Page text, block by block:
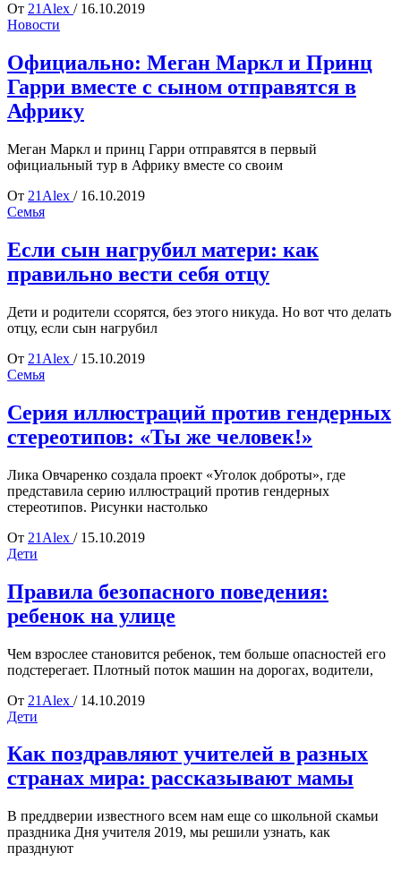
От 21Alex / 16.10.2019
Новости
Официально: Меган Маркл и Принц
Гарри вместе c сыном отправятся в
Африку
Меган Маркл и принц Гарри отправятся в первый
официальный тур в Африку вместе со своим
От 21Alex / 16.10.2019
Семья
Если сын нагрубил матери: как
правильно вести себя отцу
Дети и родители ссорятся, без этого никуда. Но вот что делать
отцу, если сын нагрубил
От 21Alex / 15.10.2019
Семья
Cерия иллюстраций против гендерных
стереотипов: «Ты же человек!»
Лика Овчаренко создала проект «Уголок доброты», где
представила серию иллюстраций против гендерных
стереотипов. Рисунки настолько
От 21Alex / 15.10.2019
Дети
Правила безопасного поведения:
ребенок на улице
Чем взрослее становится ребенок, тем больше опасностей его
подстерегает. Плотный поток машин на дорогах, водители,
От 21Alex / 14.10.2019
Дети
Как поздравляют учителей в разных
странах мира: рассказывают мамы
В преддверии известного всем нам еще со школьной скамьи
праздника Дня учителя 2019, мы решили узнать, как
празднуют